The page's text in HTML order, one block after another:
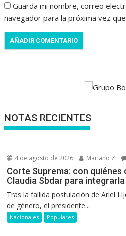
Guarda mi nombre, correo
navegador para la próxima vez
NOTAS RECIENTES
4 de agosto de 2026 Mariano Z
Corte Suprema: con
Claudia Sbdar para integrarla
Tras la fallida postulación de Ariel
de género, el presidente...
Nacionales Populares